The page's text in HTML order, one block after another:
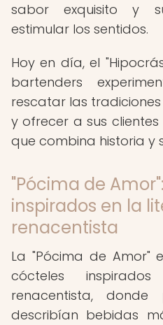
sabor exquisito y
estimular los sentidos.
Hoy en día, el
bartenders
rescatar las
y ofrecer a sus
que combina historia y
"Pócima de
inspirados en la
renacentista
La "Pócima de
cócteles
renacentista,
describían bebidas